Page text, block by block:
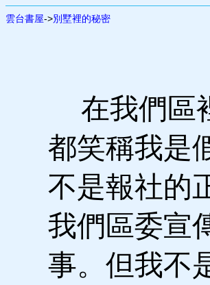
雲台書屋->別墅裡的秘密
在我們區
都笑稱我是
不是報社的
我們區委宣
事。但我不